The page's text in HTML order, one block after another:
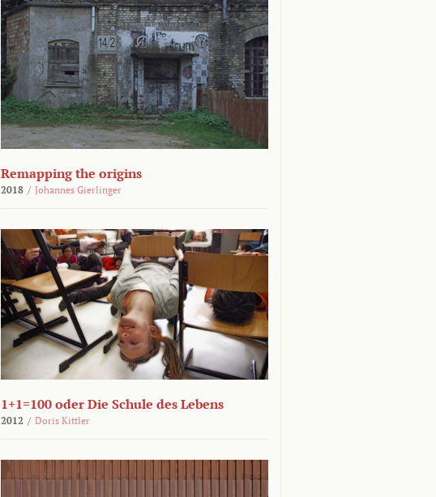
Remapping the origins
2018 / Johannes Gierlinger
1+1=100 oder Die Schule des Lebens
2012 / Doris Kittler